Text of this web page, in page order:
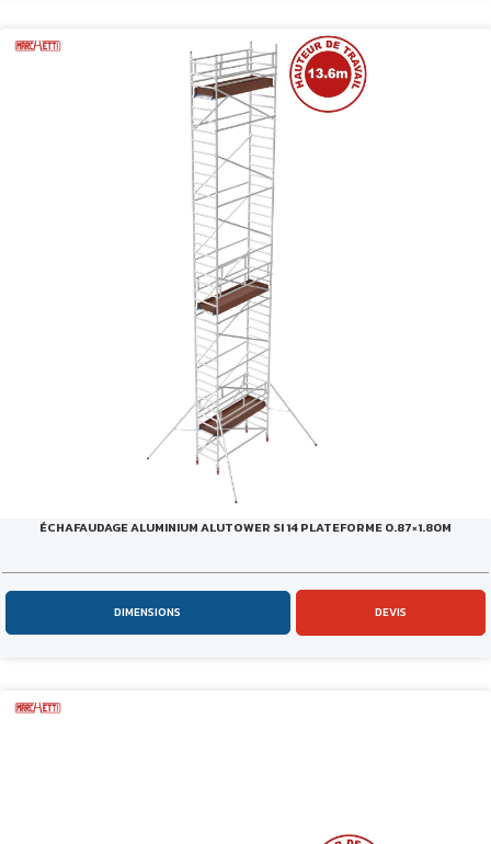
ÉCHAFAUDAGE ALUMINIUM ALUTOWER SI 14 PLATEFORME 0.87×1.80M
DIMENSIONS DEVIS